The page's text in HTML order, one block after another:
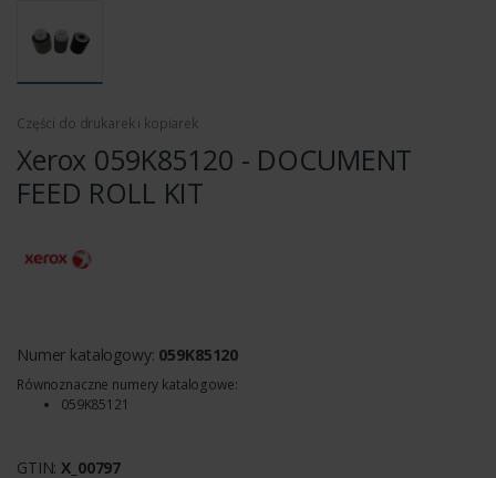
Części do drukarek i kopiarek
Xerox 059K85120 - DOCUMENT
FEED ROLL KIT
Numer katalogowy: 059K85120
Równoznaczne numery katalogowe:
059K85121
GTIN:X_00797